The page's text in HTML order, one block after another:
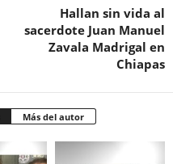
Hallan sin vida al
sacerdote Juan Manuel
Zavala Madrigal en
Chiapas
Más del autor